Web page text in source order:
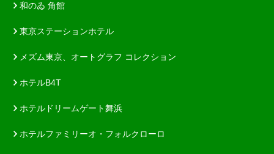
和のゐ 角館
東京ステーションホテル
メズム東京、オートグラフ コレクション
ホテルB4T
ホテルドリームゲート舞浜
ホテルファミリーオ・フォルクローロ